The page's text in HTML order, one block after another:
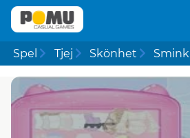
Spel Tjej Skönhet Smink